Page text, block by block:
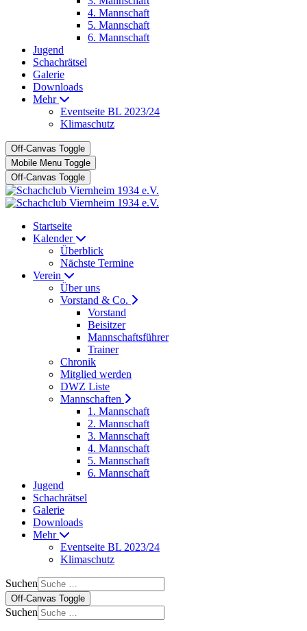
4. Mannschaft
5. Mannschaft
6. Mannschaft
Jugend
Schachrätsel
Galerie
Downloads
Mehr
Eventseite BL 2023/24
Klimaschutz
Off-Canvas Toggle
Mobile Menu Toggle
Off-Canvas Toggle
Startseite
Kalender
Überblick
Nächste Termine
Verein
Über uns
Vorstand & Co.
Vorstand
Beisitzer
Mannschaftsführer
Trainer
Chronik
Mitglied werden
DWZ Liste
Mannschaften
1. Mannschaft
2. Mannschaft
3. Mannschaft
4. Mannschaft
5. Mannschaft
6. Mannschaft
Jugend
Schachrätsel
Galerie
Downloads
Mehr
Eventseite BL 2023/24
Klimaschutz
Suchen
Off-Canvas Toggle
Suchen